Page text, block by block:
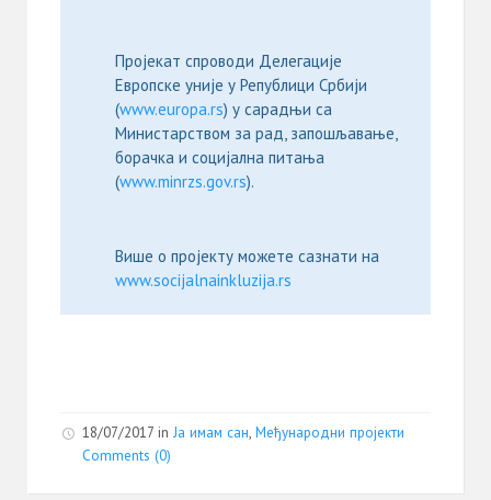
Пројекат спроводи Делегације
Европске уније у Републици Србији
(www.europa.rs) у сарадњи са
Министарством за рад, запошљавање,
борачка и социјална питања
(www.minrzs.gov.rs).
Више о пројекту можете сазнати на
www.socijalnainkluzija.rs
18/07/2017 in Ја имам сан, Међународни пројекти
Comments (0)